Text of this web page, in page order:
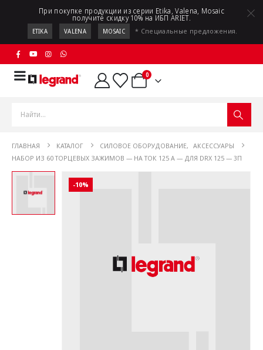
При покупке продукции из серии Etika, Valena, Mosaic
получите скидку 10% на ИБП ARIET.
ETIKA VALENA MOSAIC * Специальные предложения.
0
ГЛАВНАЯ КАТАЛОГ СИЛОВОЕ ОБОРУДОВАНИЕ, АКСЕССУАРЫ
НАБОР ИЗ 60 ТОРЦЕВЫХ ЗАЖИМОВ — НА ТОК 125 А — ДЛЯ DRX 125 — 3П
-10%